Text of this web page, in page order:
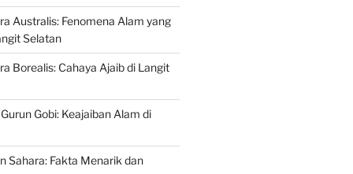
Australis: Fenomena Alam yang
Selatan
Borealis: Cahaya Ajaib di Langit
Gobi: Keajaiban Alam di
Sahara: Fakta Menarik dan